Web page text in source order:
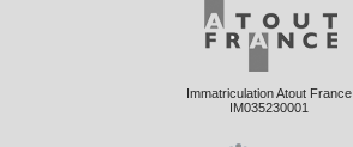
Immatriculation Atout France
IM035230001